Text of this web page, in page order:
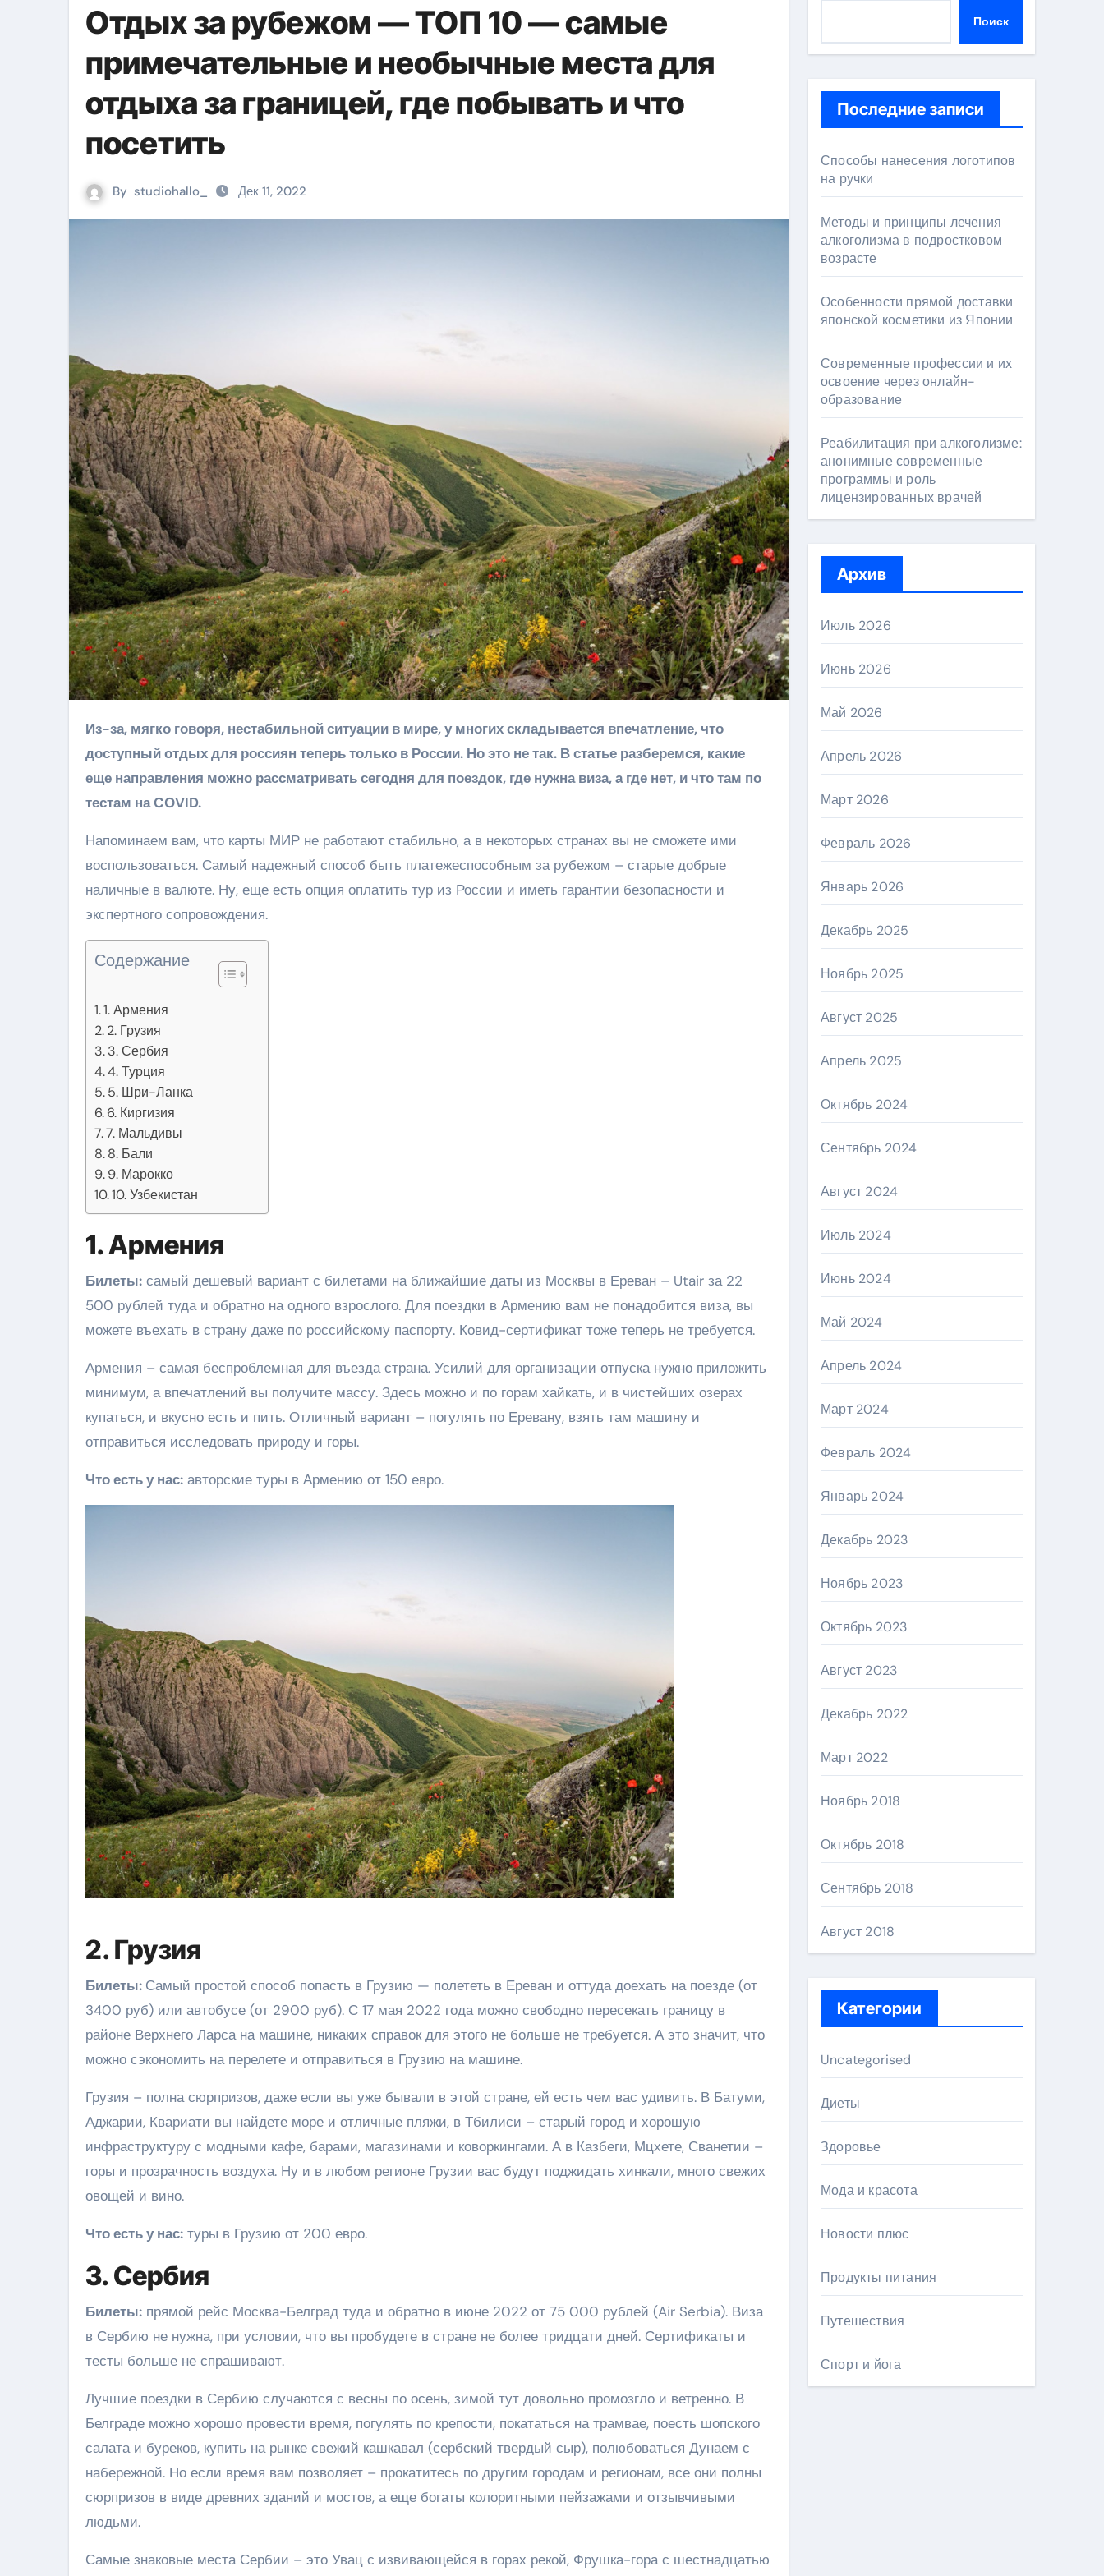
Отдых за рубежом — ТОП 10 — самые
примечательные и необычные места для
отдыха за границей, где побывать и что
посетить
By studiohallo_ Дек 11, 2022
Из-за, мягко говоря, нестабильной ситуации в мире, у многих складывается впечатление, что
доступный отдых для россиян теперь только в России. Но это не так. В статье разберемся, какие
еще направления можно рассматривать сегодня для поездок, где нужна виза, а где нет, и что там по
тестам на COVID.
Напоминаем вам, что карты МИР не работают стабильно, а в некоторых странах вы не сможете ими
воспользоваться. Самый надежный способ быть платежеспособным за рубежом – старые добрые
наличные в валюте. Ну, еще есть опция оплатить тур из России и иметь гарантии безопасности и
экспертного сопровождения.
Содержание
1. Армения
2. Грузия
3. Сербия
4. Турция
5. Шри-Ланка
6. Киргизия
7. Мальдивы
8. Бали
9. Марокко
10. Узбекистан
1. Армения
Билеты: самый дешевый вариант с билетами на ближайшие даты из Москвы в Ереван – Utair за 22
500 рублей туда и обратно на одного взрослого. Для поездки в Армению вам не понадобится виза, вы
можете въехать в страну даже по российскому паспорту. Ковид-сертификат тоже теперь не требуется.
Армения – самая беспроблемная для въезда страна. Усилий для организации отпуска нужно приложить
минимум, а впечатлений вы получите массу. Здесь можно и по горам хайкать, и в чистейших озерах
купаться, и вкусно есть и пить. Отличный вариант – погулять по Еревану, взять там машину и
отправиться исследовать природу и горы.
Что есть у нас: авторские туры в Армению от 150 евро.
2. Грузия
Билеты: Самый простой способ попасть в Грузию — полететь в Ереван и оттуда доехать на поезде (от
3400 руб) или автобусе (от 2900 руб). С 17 мая 2022 года можно свободно пересекать границу в
районе Верхнего Ларса на машине, никаких справок для этого не больше не требуется. А это значит, что
можно сэкономить на перелете и отправиться в Грузию на машине.
Грузия – полна сюрпризов, даже если вы уже бывали в этой стране, ей есть чем вас удивить. В Батуми,
Аджарии, Квариати вы найдете море и отличные пляжи, в Тбилиси – старый город и хорошую
инфраструктуру с модными кафе, барами, магазинами и коворкингами. А в Казбеги, Мцхете, Сванетии –
горы и прозрачность воздуха. Ну и в любом регионе Грузии вас будут поджидать хинкали, много свежих
овощей и вино.
Что есть у нас: туры в Грузию от 200 евро.
3. Сербия
Билеты: прямой рейс Москва-Белград туда и обратно в июне 2022 от 75 000 рублей (Air Serbia). Виза
в Сербию не нужна, при условии, что вы пробудете в стране не более тридцати дней. Сертификаты и
тесты больше не спрашивают.
Лучшие поездки в Сербию случаются с весны по осень, зимой тут довольно промозгло и ветренно. В
Белграде можно хорошо провести время, погулять по крепости, покататься на трамвае, поесть шопского
салата и буреков, купить на рынке свежий кашкавал (сербский твердый сыр), полюбоваться Дунаем с
набережной. Но если время вам позволяет – прокатитесь по другим городам и регионам, все они полны
сюрпризов в виде древних зданий и мостов, а еще богаты колоритными пейзажами и отзывчивыми
людьми.
Самые знаковые места Сербии – это Увац с извивающейся в горах рекой, Фрушка-гора с шестнадцатью
Поиск
Последние записи
Способы нанесения логотипов
на ручки
Методы и принципы лечения
алкоголизма в подростковом
возрасте
Особенности прямой доставки
японской косметики из Японии
Современные профессии и их
освоение через онлайн-
образование
Реабилитация при алкоголизме:
анонимные современные
программы и роль
лицензированных врачей
Архив
Июль 2026
Июнь 2026
Май 2026
Апрель 2026
Март 2026
Февраль 2026
Январь 2026
Декабрь 2025
Ноябрь 2025
Август 2025
Апрель 2025
Октябрь 2024
Сентябрь 2024
Август 2024
Июль 2024
Июнь 2024
Май 2024
Апрель 2024
Март 2024
Февраль 2024
Январь 2024
Декабрь 2023
Ноябрь 2023
Октябрь 2023
Август 2023
Декабрь 2022
Март 2022
Ноябрь 2018
Октябрь 2018
Сентябрь 2018
Август 2018
Категории
Uncategorised
Диеты
Здоровье
Мода и красота
Новости плюс
Продукты питания
Путешествия
Спорт и йога